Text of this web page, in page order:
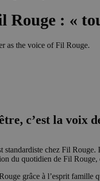
Rouge : «
as the voice of Fil Rouge.
c’est la voix
chez Fil Rouge.
du quotidien de Fil
grâce à l’esprit famille